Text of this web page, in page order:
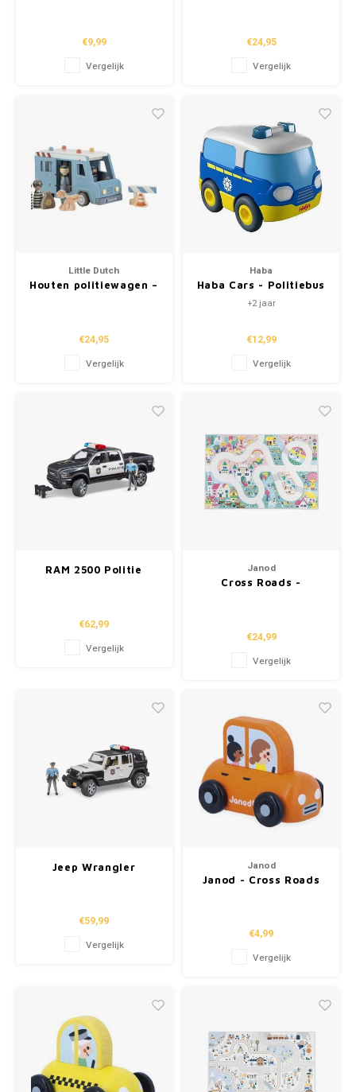
€9,99
Vergelijk
€24,95
Vergelijk
Little Dutch
Houten politiewagen –
€24,95
Vergelijk
Haba
Haba Cars - Politiebus
+2 jaar
€12,99
Vergelijk
RAM 2500 Politie
€62,99
Vergelijk
Janod
Cross Roads -
€24,99
Vergelijk
Jeep Wrangler
€59,99
Vergelijk
Janod
Janod - Cross Roads
€4,99
Vergelijk